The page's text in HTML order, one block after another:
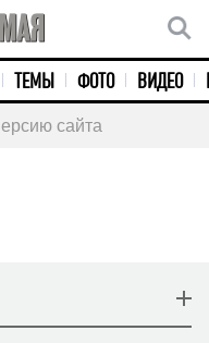
ТЕМЫ ФОТО ВИДЕО
сайта